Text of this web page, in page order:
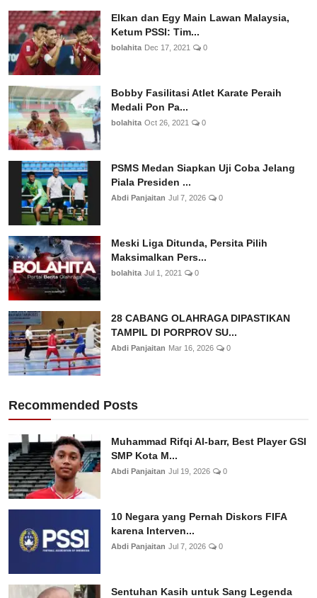
Elkan dan Egy Main Lawan Malaysia,
Ketum PSSI: Tim...
bolahita Dec 17, 2021 0
Bobby Fasilitasi Atlet Karate Peraih
Medali Pon Pa...
bolahita Oct 26, 2021 0
PSMS Medan Siapkan Uji Coba Jelang
Piala Presiden ...
Abdi Panjaitan Jul 7, 2026 0
Meski Liga Ditunda, Persita Pilih
Maksimalkan Pers...
bolahita Jul 1, 2021 0
28 CABANG OLAHRAGA DIPASTIKAN
TAMPIL DI PORPROV SU...
Abdi Panjaitan Mar 16, 2026 0
Recommended Posts
Muhammad Rifqi Al-barr, Best Player GSI
SMP Kota M...
Abdi Panjaitan Jul 19, 2026 0
10 Negara yang Pernah Diskors FIFA
karena Interven...
Abdi Panjaitan Jul 7, 2026 0
Sentuhan Kasih untuk Sang Legenda